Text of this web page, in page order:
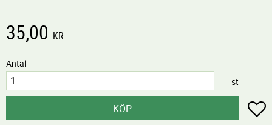
35,00 KR
Antal
st
KÖP